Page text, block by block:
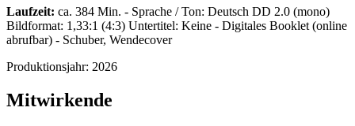
Laufzeit: ca. 384 Min. - Sprache / Ton: Deutsch DD 2.0 (mono)
Bildformat: 1,33:1 (4:3) Untertitel: Keine - Digitales Booklet (online
abrufbar) - Schuber, Wendecover
Produktionsjahr: 2026
Mitwirkende